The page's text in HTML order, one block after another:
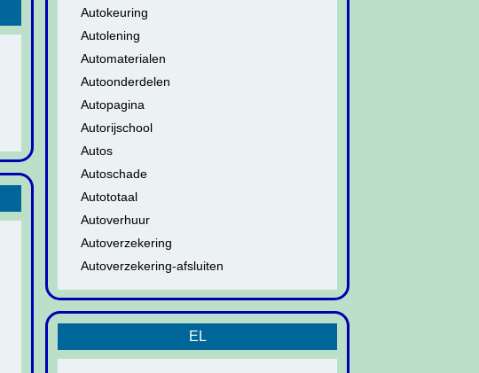
Autokeuring
Autolening
Automaterialen
Autoonderdelen
Autopagina
Autorijschool
Autos
Autoschade
Autototaal
Autoverhuur
Autoverzekering
Autoverzekering-afsluiten
EL